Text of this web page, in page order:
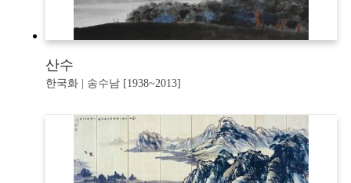
산수
한국화 | 송수남 [1938~2013]